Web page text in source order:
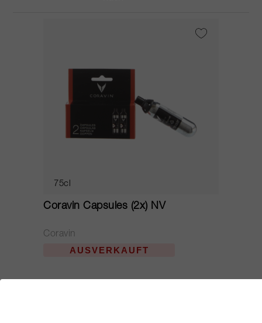
75cl
Coravin Capsules (2x) NV
Coravin
AUSVERKAUFT